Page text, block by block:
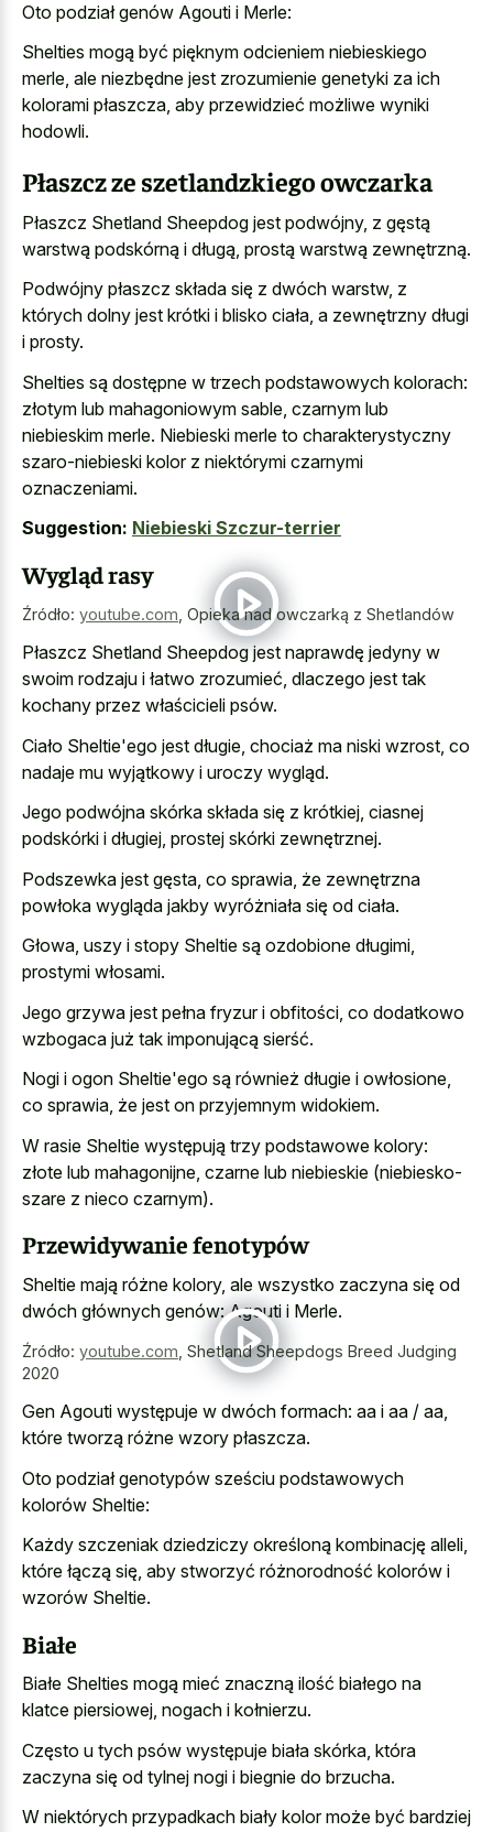
Oto podział genów Agouti i Merle:
Shelties mogą być pięknym odcieniem niebieskiego
merle, ale niezbędne jest zrozumienie genetyki za ich
kolorami płaszcza, aby przewidzieć możliwe wyniki
hodowli.
Płaszcz ze szetlandzkiego owczarka
Płaszcz Shetland Sheepdog jest podwójny, z gęstą
warstwą podskórną i długą, prostą warstwą zewnętrzną.
Podwójny płaszcz składa się z dwóch warstw, z
których dolny jest krótki i blisko ciała, a zewnętrzny długi
i prosty.
Shelties są dostępne w trzech podstawowych kolorach:
złotym lub mahagoniowym sable, czarnym lub
niebieskim merle. Niebieski merle to charakterystyczny
szaro-niebieski kolor z niektórymi czarnymi
oznaczeniami.
Suggestion: Niebieski Szczur-terrier
Wygląd rasy
Źródło: youtube.com Opieka nad owczarką z Shetlandów
Płaszcz Shetland Sheepdog jest naprawdę jedyny w
swoim rodzaju i łatwo zrozumieć, dlaczego jest tak
kochany przez właścicieli psów.
Ciało Sheltie'ego jest długie, chociaż ma niski wzrost, co
nadaje mu wyjątkowy i uroczy wygląd.
Jego podwójna skórka składa się z krótkiej, ciasnej
podskórki i długiej, prostej skórki zewnętrznej.
Podszewka jest gęsta, co sprawia, że zewnętrzna
powłoka wygląda jakby wyróżniała się od ciała.
Głowa, uszy i stopy Sheltie są ozdobione długimi,
prostymi włosami.
Jego grzywa jest pełna fryzur i obfitości, co dodatkowo
wzbogaca już tak imponującą sierść.
Nogi i ogon Sheltie'ego są również długie i owłosione,
co sprawia, że jest on przyjemnym widokiem.
W rasie Sheltie występują trzy podstawowe kolory:
złote lub mahagonijne, czarne lub niebieskie (niebiesko-
szare z nieco czarnym).
Przewidywanie fenotypów
Sheltie mają różne kolory, ale wszystko zaczyna się od
dwóch głównych genów: Agouti i Merle.
Źródło: youtube.com Shetland Sheepdogs Breed Judging
2020
Gen Agouti występuje w dwóch formach: aa i aa / aa,
które tworzą różne wzory płaszcza.
Oto podział genotypów sześciu podstawowych
kolorów Sheltie:
Każdy szczeniak dziedziczy określoną kombinację alleli,
które łączą się, aby stworzyć różnorodność kolorów i
wzorów Sheltie.
Białe
Białe Shelties mogą mieć znaczną ilość białego na
klatce piersiowej, nogach i kołnierzu.
Często u tych psów występuje biała skórka, która
zaczyna się od tylnej nogi i biegnie do brzucha.
W niektórych przypadkach biały kolor może być bardziej